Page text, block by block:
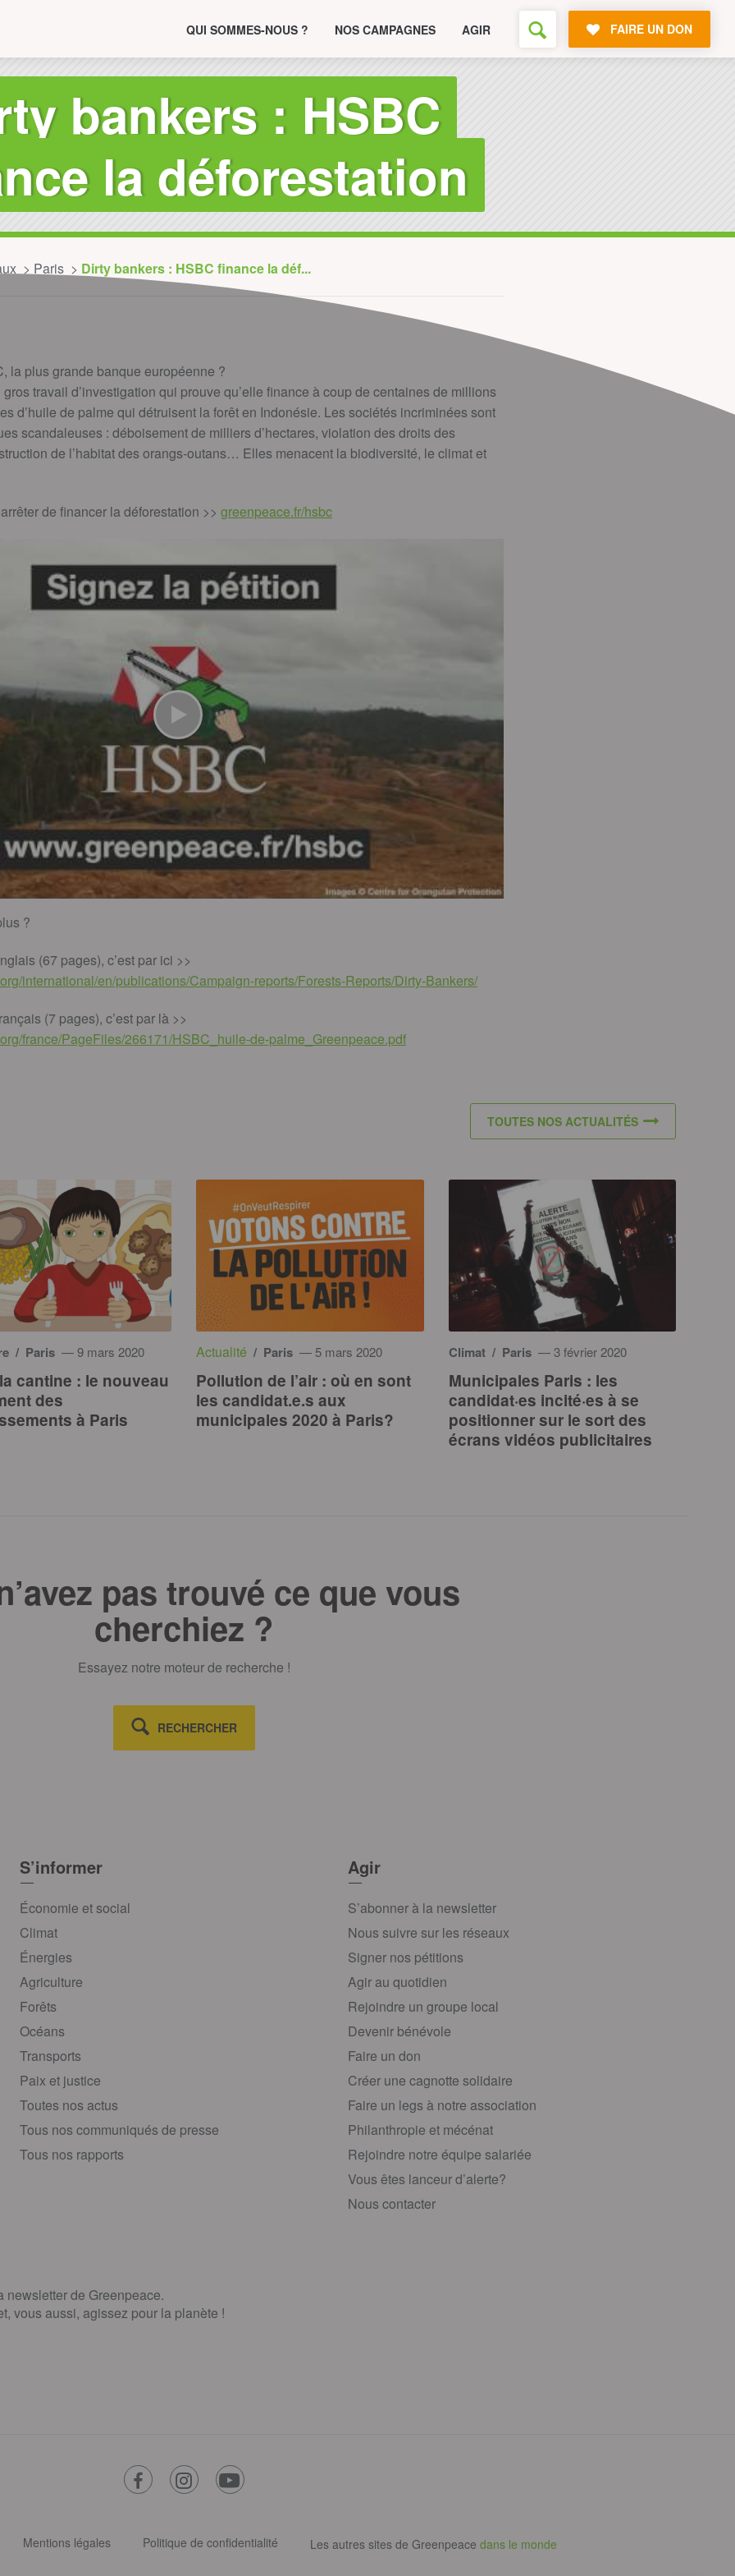
QUI SOMMES-NOUS ? NOS CAMPAGNES AGIR FAIRE UN DON
bankers : HSBC
la déforestation
Paris Dirty bankers : HSBC finance la déf...
la plus grande banque européenne ?
travail d’investigation qui prouve qu’elle finance à coup de centaines de millions
d’huile de palme qui détruisent la forêt en Indonésie. Les sociétés incriminées sont
scandaleuses : déboisement de milliers d’hectares, violation des droits des
de l’habitat des orangs-outans… Elles menacent la biodiversité, le climat et
de financer la déforestation >> greenpeace.fr/hsbc
?
(67 pages), c’est par ici >>
international/en/publications/Campaign-reports/Forests-Reports/Dirty-Bankers/
(7 pages), c’est par là >>
france/PageFiles/266171/HSBC_huile-de-palme_Greenpeace.pdf
/ Paris — 9 mars 2020
cantine : le nouveau
des
à Paris
Actualité / Paris — 5 mars 2020
Pollution de l’air : où en sont
les candidat.e.s aux
municipales 2020 à Paris?
Climat / Paris — 3 février 2020
Municipales Paris : les
candidat·es incité·es à se
positionner sur le sort des
écrans vidéos publicitaires
TOUTES NOS ACTUALITÉS
pas trouvé ce que vous
cherchiez ?
Essayez notre moteur de recherche !
RECHERCHER
S’informer
Économie et social
Climat
Énergies
Agriculture
Forêts
Océans
Transports
Paix et justice
Toutes nos actus
Tous nos communiqués de presse
Tous nos rapports
Agir
S’abonner à la newsletter
Nous suivre sur les réseaux
Signer nos pétitions
Agir au quotidien
Rejoindre un groupe local
Devenir bénévole
Faire un don
Créer une cagnotte solidaire
Faire un legs à notre association
Philanthropie et mécénat
Rejoindre notre équipe salariée
Vous êtes lanceur d’alerte?
Nous contacter
de Greenpeace.
vous aussi, agissez pour la planète !
facebookinstagramyoutube
Mentions légales Politique de confidentialité Les autres sites de Greenpeace dans le monde